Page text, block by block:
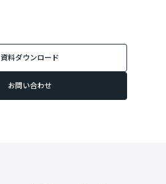
資料ダウンロード
お問い合わせ